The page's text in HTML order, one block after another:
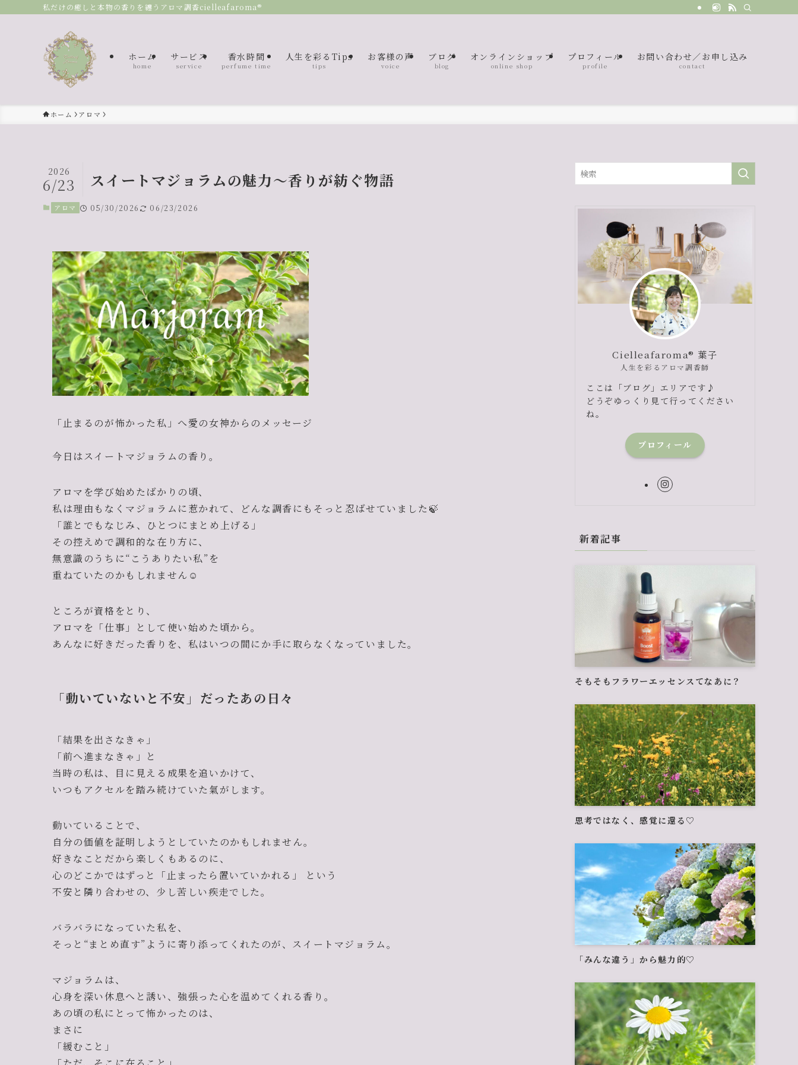
私だけの癒しと本物の香りを纏うアロマ調香cielleafaroma®
ホーム
home
サービス
service
香水時間
perfume time
人生を彩るTips
tips
お客様の声
voice
ブログ
blog
オンラインショップ
online shop
プロフィール
profile
お問い合わせ／お申し込み
contact
ホーム アロマ
スイートマジョラムの魅力〜香りが紡ぐ物語
2026
6/23
アロマ 05/30/2026 06/23/2026
「止まるのが怖かった私」へ愛の女神からのメッセージ
今日はスイートマジョラムの香り。
アロマを学び始めたばかりの頃、
私は理由もなくマジョラムに惹かれて、どんな調香にもそっと忍ばせていました🍃
「誰とでもなじみ、ひとつにまとめ上げる」
その控えめで調和的な在り方に、
無意識のうちに“こうありたい私”を
重ねていたのかもしれません☺️
ところが資格をとり、
アロマを「仕事」として使い始めた頃から。
あんなに好きだった香りを、私はいつの間にか手に取らなくなっていました。
「動いていないと不安」だったあの日々
「結果を出さなきゃ」
「前へ進まなきゃ」と
当時の私は、目に見える成果を追いかけて、
いつもアクセルを踏み続けていた氣がします。
動いていることで、
自分の価値を証明しようとしていたのかもしれません。
好きなことだから楽しくもあるのに、
心のどこかではずっと「止まったら置いていかれる」 という
不安と隣り合わせの、少し苦しい疾走でした。
バラバラになっていた私を、
そっと“まとめ直す”ように寄り添ってくれたのが、スイートマジョラム。
マジョラムは、
心身を深い休息へと誘い、強張った心を温めてくれる香り。
あの頃の私にとって怖かったのは、
まさに
「緩むこと」
Cielleafaroma® 葉子
人生を彩るアロマ調香師
ここは「ブログ」エリアです♪
どうぞゆっくり見て行ってください
ね。
プロフィール
新着記事
そもそもフラワーエッセンスてなあに？
思考ではなく、感覚に還る♡
「みんな違う」から魅力的♡